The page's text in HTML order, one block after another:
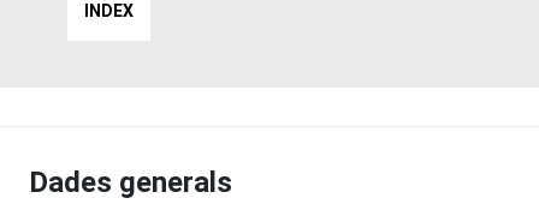
INDEX
Dades generals